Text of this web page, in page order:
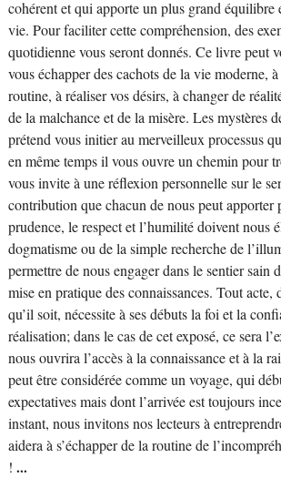
cohérent et qui apporte un plus grand équilibre
vie. Pour faciliter cette compréhension, des
quotidienne vous seront donnés. Ce livre peut
vous échapper des cachots de la vie moderne,
routine, à réaliser vos désirs, à changer de
de la malchance et de la misère. Les mystères
prétend vous initier au merveilleux processus
en même temps il vous ouvre un chemin pour
vous invite à une réflexion personnelle sur le
contribution que chacun de nous peut apporter
prudence, le respect et l’humilité doivent nous
dogmatisme ou de la simple recherche de
permettre de nous engager dans le sentier sain
mise en pratique des connaissances. Tout acte,
qu’il soit, nécessite à ses débuts la foi et la
réalisation; dans le cas de cet exposé, ce sera
nous ouvrira l’accès à la connaissance et à la
peut être considérée comme un voyage, qui
expectatives mais dont l’arrivée est toujours
instant, nous invitons nos lecteurs à
aidera à s’échapper de la routine de
! ...